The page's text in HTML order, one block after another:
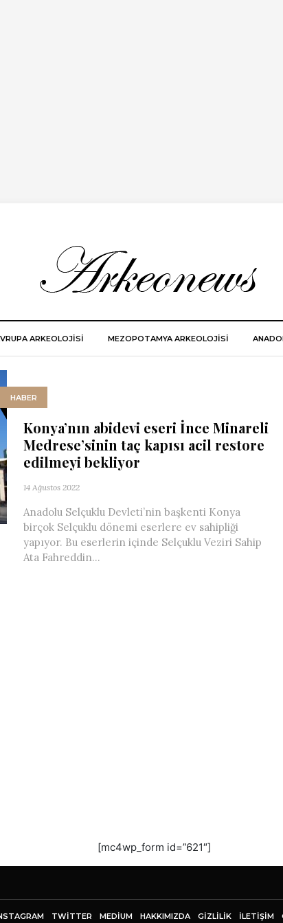
ARKEOLOJISI MEZOPOTAMYA ARKEOLOJISI
HABER
Konya’nın abidevi eseri İnce Minareli
Medrese’sinin taç kapısı acil restore
edilmeyi bekliyor
14 Ağustos 2022
Anadolu Selçuklu Devleti’nin başkenti Konya
birçok Selçuklu dönemi eserlere ev sahipliği
yapıyor. Bu eserlerin içinde Selçuklu Veziri Sahip
Ata Fahreddin...
[mc4wp_form id=”621″]
TWITTER MEDIUM HAKKIMIZDA GİZLİLİK İLETIŞIM